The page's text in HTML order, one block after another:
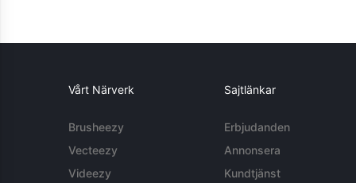
Vårt Närverk
Brusheezy
Vecteezy
Videezy
Sajtlänkar
Erbjudanden
Annonsera
Kundtjänst